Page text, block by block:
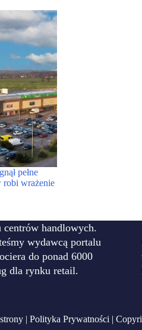
pełne
robi wrażenie
handlowych.
wydawcą portalu
do ponad 6000
dla rynku retail.
| Polityka Prywatności |